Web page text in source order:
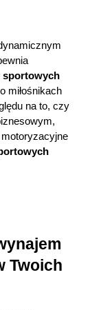
sportowych
miłośnikach
na to, czy
Twoich